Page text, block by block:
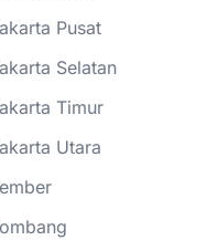
Pusat
Selatan
Timur
Utara